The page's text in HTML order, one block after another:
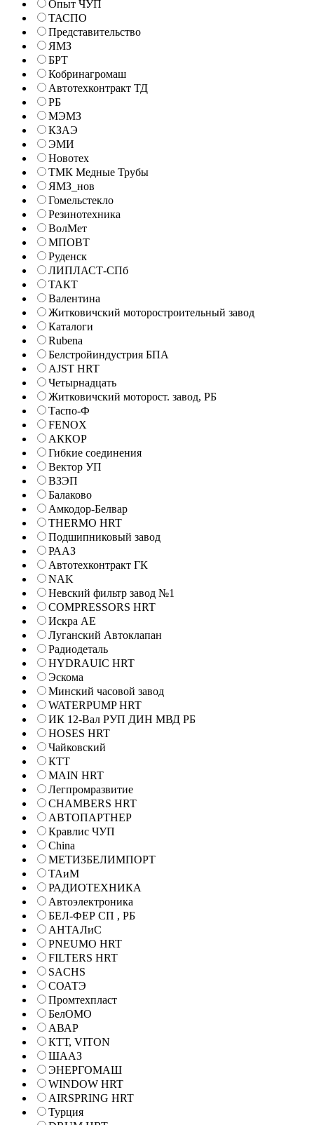
Опыт ЧУП
ТАСПО
Представительство
ЯМЗ
БРТ
Кобринагромаш
Автотехконтракт ТД
РБ
МЭМЗ
КЗАЭ
ЭМИ
Новотех
ТМК Медные Трубы
ЯМЗ_нов
Гомельстекло
Резинотехника
ВолМет
МПОВТ
Руденск
ЛИПЛАСТ-СПб
ТАКТ
Валентина
Житковичский моторостроительный завод
Каталоги
Rubena
Белстройиндустрия БПА
AJST HRT
Четырнадцать
Житковичский моторост. завод, РБ
Таспо-Ф
FENOX
АККОР
Гибкие соединения
Вектор УП
ВЗЭП
Балаково
Амкодор-Белвар
THERMO HRT
Подшипниковый завод
РААЗ
Автотехконтракт ГК
NAK
Невский фильтр завод №1
COMPRESSORS HRT
Искра АЕ
Луганский Автоклапан
Радиодеталь
HYDRAUIC HRT
Эскома
Минский часовой завод
WATERPUMP HRT
ИК 12-Вал РУП ДИН МВД РБ
HOSES HRT
Чайковский
КТТ
MAIN HRT
Легпромразвитие
CHAMBERS HRT
АВТОПАРТНЕР
Кравлис ЧУП
China
МЕТИЗБЕЛИМПОРТ
ТАиМ
РАДИОТЕХНИКА
Автоэлектроника
БЕЛ-ФЕР СП , РБ
АНТАЛиС
PNEUMO HRT
FILTERS HRT
SACHS
СОАТЭ
Промтехпласт
БелОМО
АВАР
КТТ, VITON
ШААЗ
ЭНЕРГОМАШ
WINDOW HRT
AIRSPRING HRT
Турция